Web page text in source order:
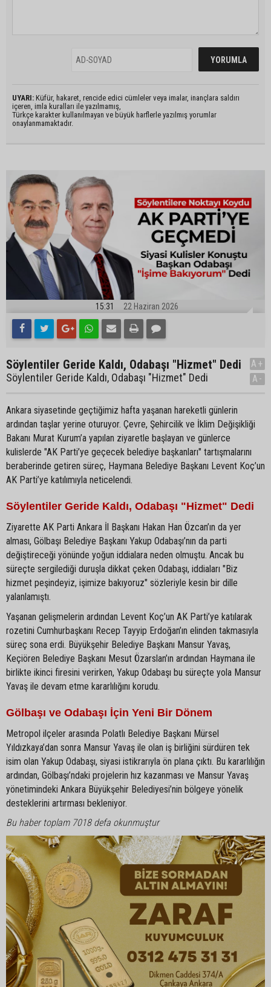
UYARI: Küfür, hakaret, rencide edici cümleler veya imalar, inançlara saldırı
içeren, imla kuralları ile yazılmamış,
Türkçe karakter kullanılmayan ve büyük harflerle yazılmış yorumlar
onaylanmamaktadır.
15:31 22 Haziran 2026
Söylentiler Geride Kaldı, Odabaşı "Hizmet" Dedi
Söylentiler Geride Kaldı, Odabaşı "Hizmet" Dedi
A+
A-
Ankara siyasetinde geçtiğimiz hafta yaşanan hareketli günlerin
ardından taşlar yerine oturuyor. Çevre, Şehircilik ve İklim Değişikliği
Bakanı Murat Kurum’a yapılan ziyaretle başlayan ve günlerce
kulislerde "AK Parti’ye geçecek belediye başkanları" tartışmalarını
beraberinde getiren süreç, Haymana Belediye Başkanı Levent Koç’un
AK Parti’ye katılımıyla neticelendi.
Söylentiler Geride Kaldı, Odabaşı "Hizmet" Dedi
Ziyarette AK Parti Ankara İl Başkanı Hakan Han Özcan’ın da yer
alması, Gölbaşı Belediye Başkanı Yakup Odabaşı’nın da parti
değiştireceği yönünde yoğun iddialara neden olmuştu. Ancak bu
süreçte sergilediği duruşla dikkat çeken Odabaşı, iddiaları "Biz
hizmet peşindeyiz, işimize bakıyoruz" sözleriyle kesin bir dille
yalanlamıştı.
Yaşanan gelişmelerin ardından Levent Koç’un AK Parti’ye katılarak
rozetini Cumhurbaşkanı Recep Tayyip Erdoğan’ın elinden takmasıyla
süreç sona erdi. Büyükşehir Belediye Başkanı Mansur Yavaş,
Keçiören Belediye Başkanı Mesut Özarslan’ın ardından Haymana ile
birlikte ikinci firesini verirken, Yakup Odabaşı bu süreçte yola Mansur
Yavaş ile devam etme kararlılığını korudu.
Gölbaşı ve Odabaşı İçin Yeni Bir Dönem
Metropol ilçeler arasında Polatlı Belediye Başkanı Mürsel
Yıldızkaya’dan sonra Mansur Yavaş ile olan iş birliğini sürdüren tek
isim olan Yakup Odabaşı, siyasi istikrarıyla ön plana çıktı. Bu kararlılığın
ardından, Gölbaşı’ndaki projelerin hız kazanması ve Mansur Yavaş
yönetimindeki Ankara Büyükşehir Belediyesi’nin bölgeye yönelik
desteklerini artırması bekleniyor.
Bu haber toplam 7018 defa okunmuştur